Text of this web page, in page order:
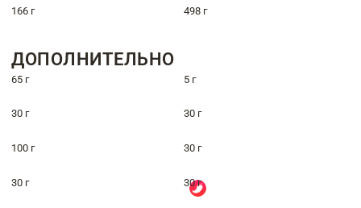
166 г 498 г
ДОПОЛНИТЕЛЬНО
65 г 5 г
30 г 30 г
100 г 30 г
30 г 30 г